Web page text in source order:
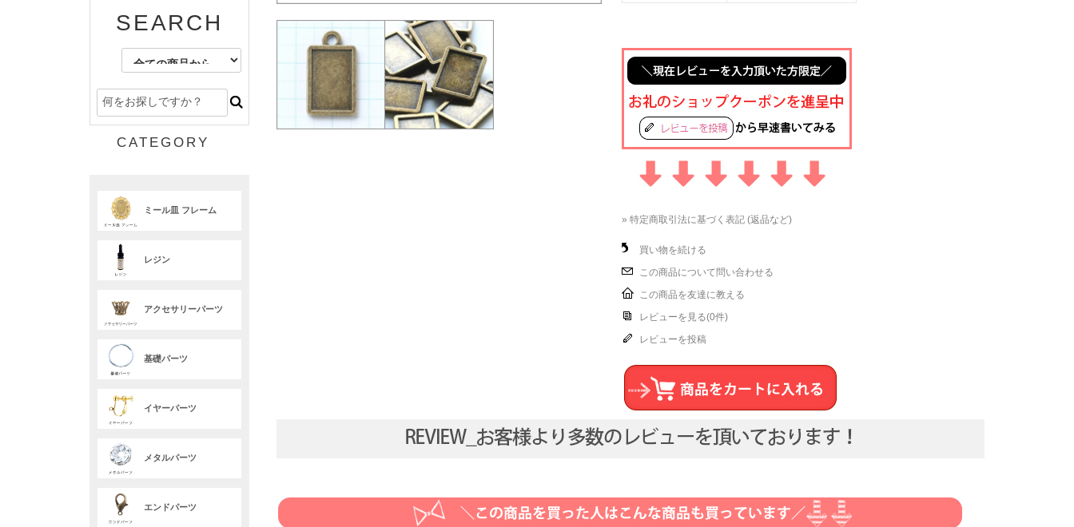
SEARCH
CATEGORY
ミール皿 フレーム
レジン
アクセサリーパーツ
基礎パーツ
イヤーパーツ
メタルパーツ
エンドパーツ
» 特定商取引法に基づく表記 (返品など)
買い物を続ける
この商品について問い合わせる
この商品を友達に教える
レビューを見る(0件)
レビューを投稿